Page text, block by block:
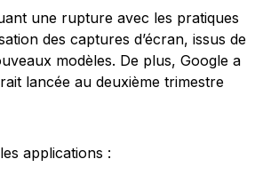
une rupture avec les pratiques
des captures d’écran, issus de
modèles. De plus, Google a
lancée au deuxième trimestre
applications :